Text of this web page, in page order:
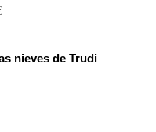
nieves de Trudi